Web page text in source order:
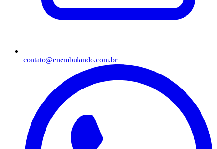
contato@enembulando.com.br